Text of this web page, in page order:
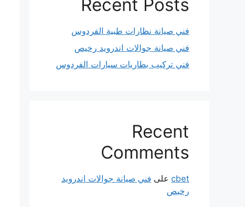
Recent Posts
فني صيانة نظارات طبية الفردوس
فني صيانة جوالات اندرويد رخيص
فني تركيب بطاريات سيارات الفردوس
Recent
Comments
cbet على فني صيانة جوالات اندرويد
رخيص